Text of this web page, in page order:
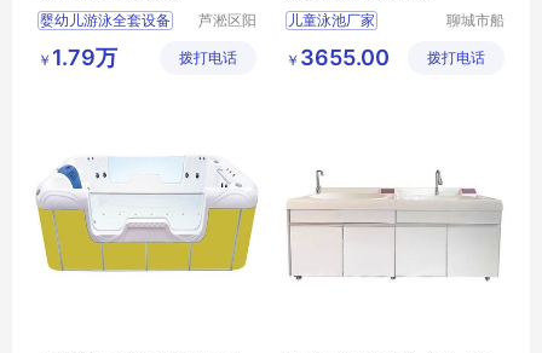
婴幼儿游泳全套设备
淘气堡游乐场
芦淞区阳
童游泳馆
￥ 1.79万 拨打电话
儿童泳池厂家
婴儿游泳馆设备
聊城市船
乐设备有
￥ 3655.00 拨打电话